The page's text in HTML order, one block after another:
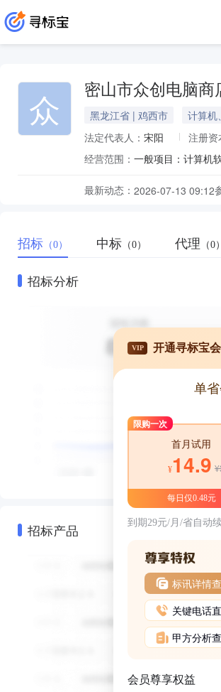
众 密山市众创电脑商
黑龙江省 | 鸡西市
计算机
法定代表人： 宋阳 注册资
经营范围：
最新动态： 2026-07-13 09:12
招标 （0） 中标 （0） 代理 （0）
招标分析
招标产品
VIP 开通寻标宝
单
限购一次
首月试用
¥14.9
每日仅0.48元
到期29元/月/省自动
标讯详情
关键电话
甲方分析
会员尊享权益